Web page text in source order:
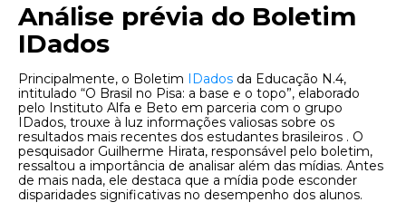
Análise prévia do Boletim
IDados
Principalmente, o Boletim IDados da Educação N.4,
intitulado “O Brasil no Pisa: a base e o topo”, elaborado
pelo Instituto Alfa e Beto em parceria com o grupo
IDados, trouxe à luz informações valiosas sobre os
resultados mais recentes dos estudantes brasileiros . O
pesquisador Guilherme Hirata, responsável pelo boletim,
ressaltou a importância de analisar além das mídias. Antes
de mais nada, ele destaca que a mídia pode esconder
disparidades significativas no desempenho dos alunos.